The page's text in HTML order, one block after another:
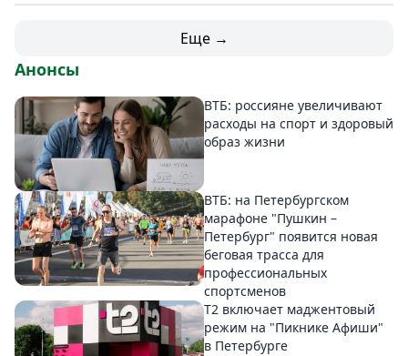
Еще →
Анонсы
ВТБ: россияне увеличивают
расходы на спорт и здоровый
образ жизни
ВТБ: на Петербургском
марафоне "Пушкин –
Петербург" появится новая
беговая трасса для
профессиональных
спортсменов
Т2 включает маджентовый
режим на "Пикнике Афиши"
в Петербурге